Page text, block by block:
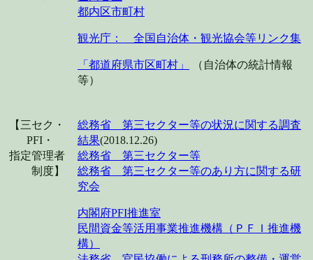
都内区市町村
観光庁： 全国自治体・観光協会等リンク集
「都道府県市区町村」
（自治体の統計情報
等）
【三セク・
PFI・
指定管理者
制度】
総務省 第三セクター等の状況に関する調査
結果(2018.12.26)
総務省 第三セクター等
総務省 第三セクター等のあり方に関する研
究会
内閣府PFI推進室
民間資金等活用事業推進機構（ＰＦＩ推進機
構）